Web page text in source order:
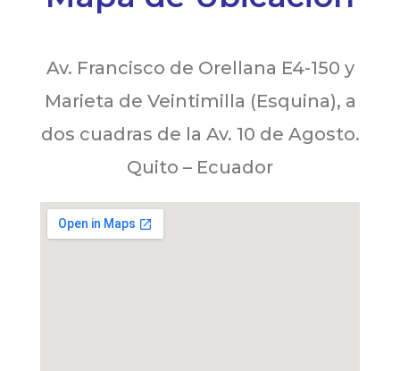
Av. Francisco de Orellana E4-150 y
Marieta de Veintimilla (Esquina), a
dos cuadras de la Av. 10 de Agosto.
Quito – Ecuador